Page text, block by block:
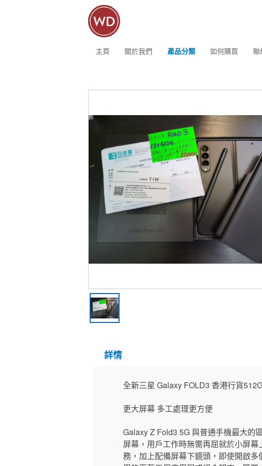
主頁 關於我們 產品分類 如何購買 聯
詳情
全新三星 Galaxy FOLD3 香港行貨
更大屏幕 多工處理更方便
Galaxy Z Fold3 5G 與普通手機最大的
屏幕，用戶工作時無需再屈就於小屏
務，加上配備屏幕下鏡頭，即使開啟